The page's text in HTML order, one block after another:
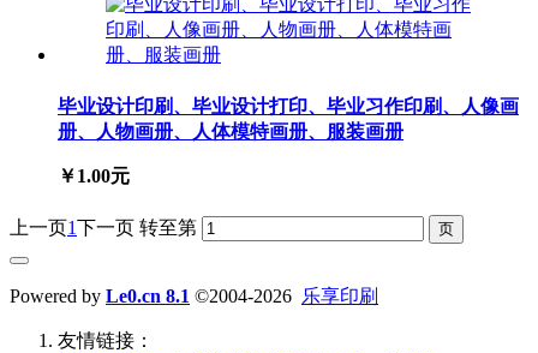
毕业设计印刷、毕业设计打印、毕业习作印刷、人像画
册、人物画册、人体模特画册、服装画册
￥1.00元
上一页1下一页 转至第
Powered by Le0.cn 8.1 ©2004-2026 乐享印刷
友情链接：